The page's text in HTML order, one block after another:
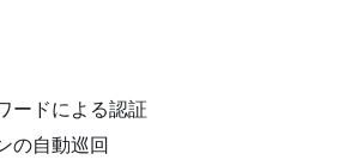
ードによる認証
の自動巡回